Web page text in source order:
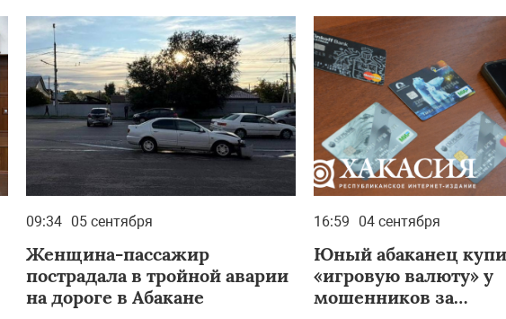
09:34 05 сентября
Женщина-пассажир
пострадала в тройной аварии
на дороге в Абакане
16:59 04 сентября
Юный абаканец
«игровую валюту» у
мошенников за